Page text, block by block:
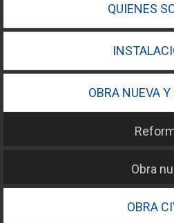
QUIENES
OBRA NUEVA
Obra
OBRA